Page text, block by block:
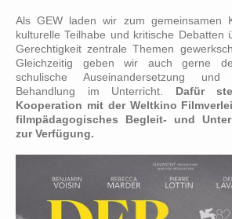
Als GEW laden wir zum gemeinsamen
kulturelle Teilhabe und kritische Debatten
Gerechtigkeit zentrale Themen
Gleichzeitig geben wir auch gerne
schulische Auseinandersetzung
Behandlung im Unterricht. Dafür
Kooperation mit der Weltkino
filmpädagogisches Begleit- und
zur Verfügung.